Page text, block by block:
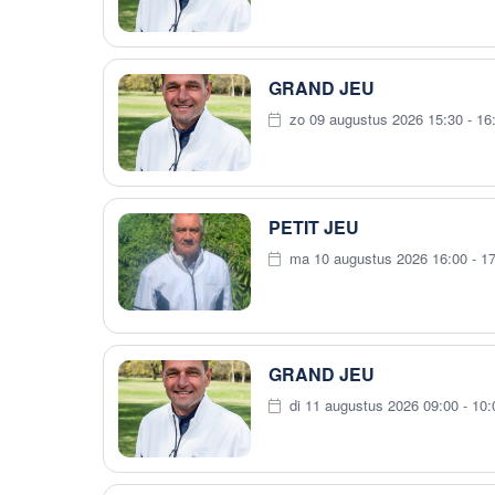
GRAND JEU
zo 09 augustus 2026 15:30 -
PETIT JEU
ma 10 augustus 2026 16:00 -
GRAND JEU
di 11 augustus 2026 09:00 -